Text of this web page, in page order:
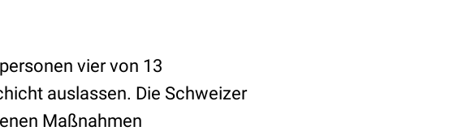
vier von 13
auslassen. Die Schweizer
Maßnahmen